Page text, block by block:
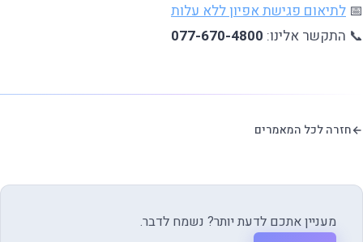
📅 לתיאום פגישת אפיון ללא עלות
📞 התקשר אלינו: 077-670-4800
חזרה לכל המאמרים
מעניין אתכם לדעת יותר? נשמח לדבר.